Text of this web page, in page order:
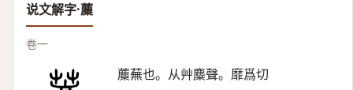
说文解字·蘪
卷一
蘪蕪也。从艸麋聲。靡爲切